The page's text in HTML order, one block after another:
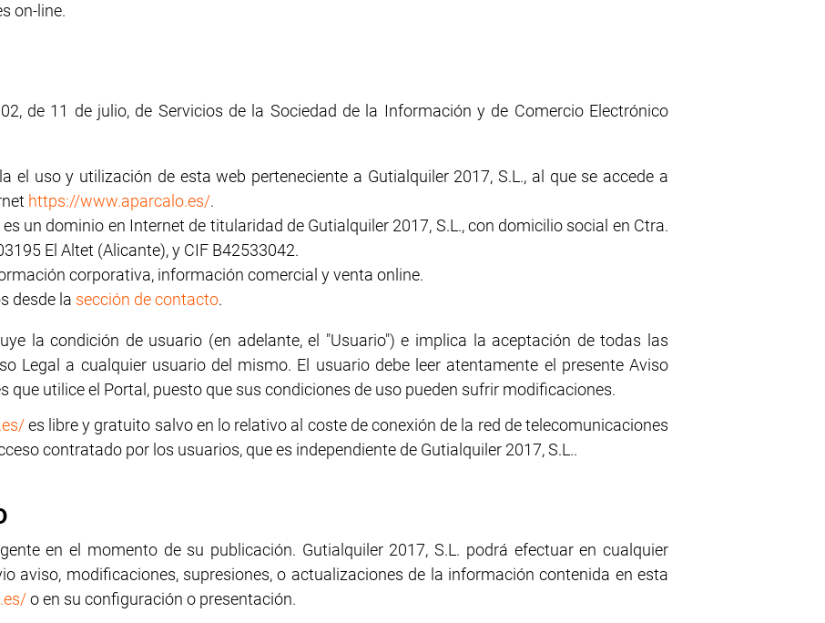
on-line.
de 11 de julio, de Servicios de la Sociedad de la Información y de Comercio Electrónico
el uso y utilización de esta web perteneciente a Gutialquiler 2017, S.L., al que se accede a
https://www.aparcalo.es/.
es un dominio en Internet de titularidad de Gutialquiler 2017, S.L., con domicilio social en Ctra.
El Altet (Alicante), y CIF B42533042.
corporativa, información comercial y venta online.
desde la sección de contacto.
la condición de usuario (en adelante, el "Usuario") e implica la aceptación de todas las
Legal a cualquier usuario del mismo. El usuario debe leer atentamente el presente Aviso
que utilice el Portal, puesto que sus condiciones de uso pueden sufrir modificaciones.
es libre y gratuito salvo en lo relativo al coste de conexión de la red de telecomunicaciones
contratado por los usuarios, que es independiente de Gutialquiler 2017, S.L..
en el momento de su publicación. Gutialquiler 2017, S.L. podrá efectuar en cualquier
aviso, modificaciones, supresiones, o actualizaciones de la información contenida en esta
o en su configuración o presentación.